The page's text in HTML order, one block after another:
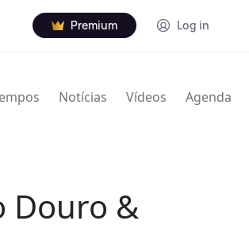
Premium Log in
Notícias Vídeos Agenda
Douro &